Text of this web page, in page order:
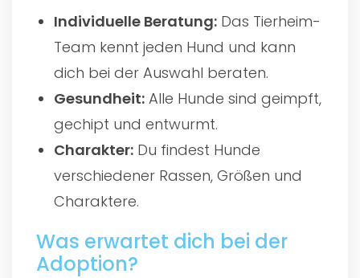
Individuelle Beratung: Das Tierheim-
Team kennt jeden Hund und kann
dich bei der Auswahl beraten.
Gesundheit: Alle Hunde sind geimpft,
gechipt und entwurmt.
Charakter: Du findest Hunde
verschiedener Rassen, Größen und
Charaktere.
Was erwartet dich bei der
Adoption?